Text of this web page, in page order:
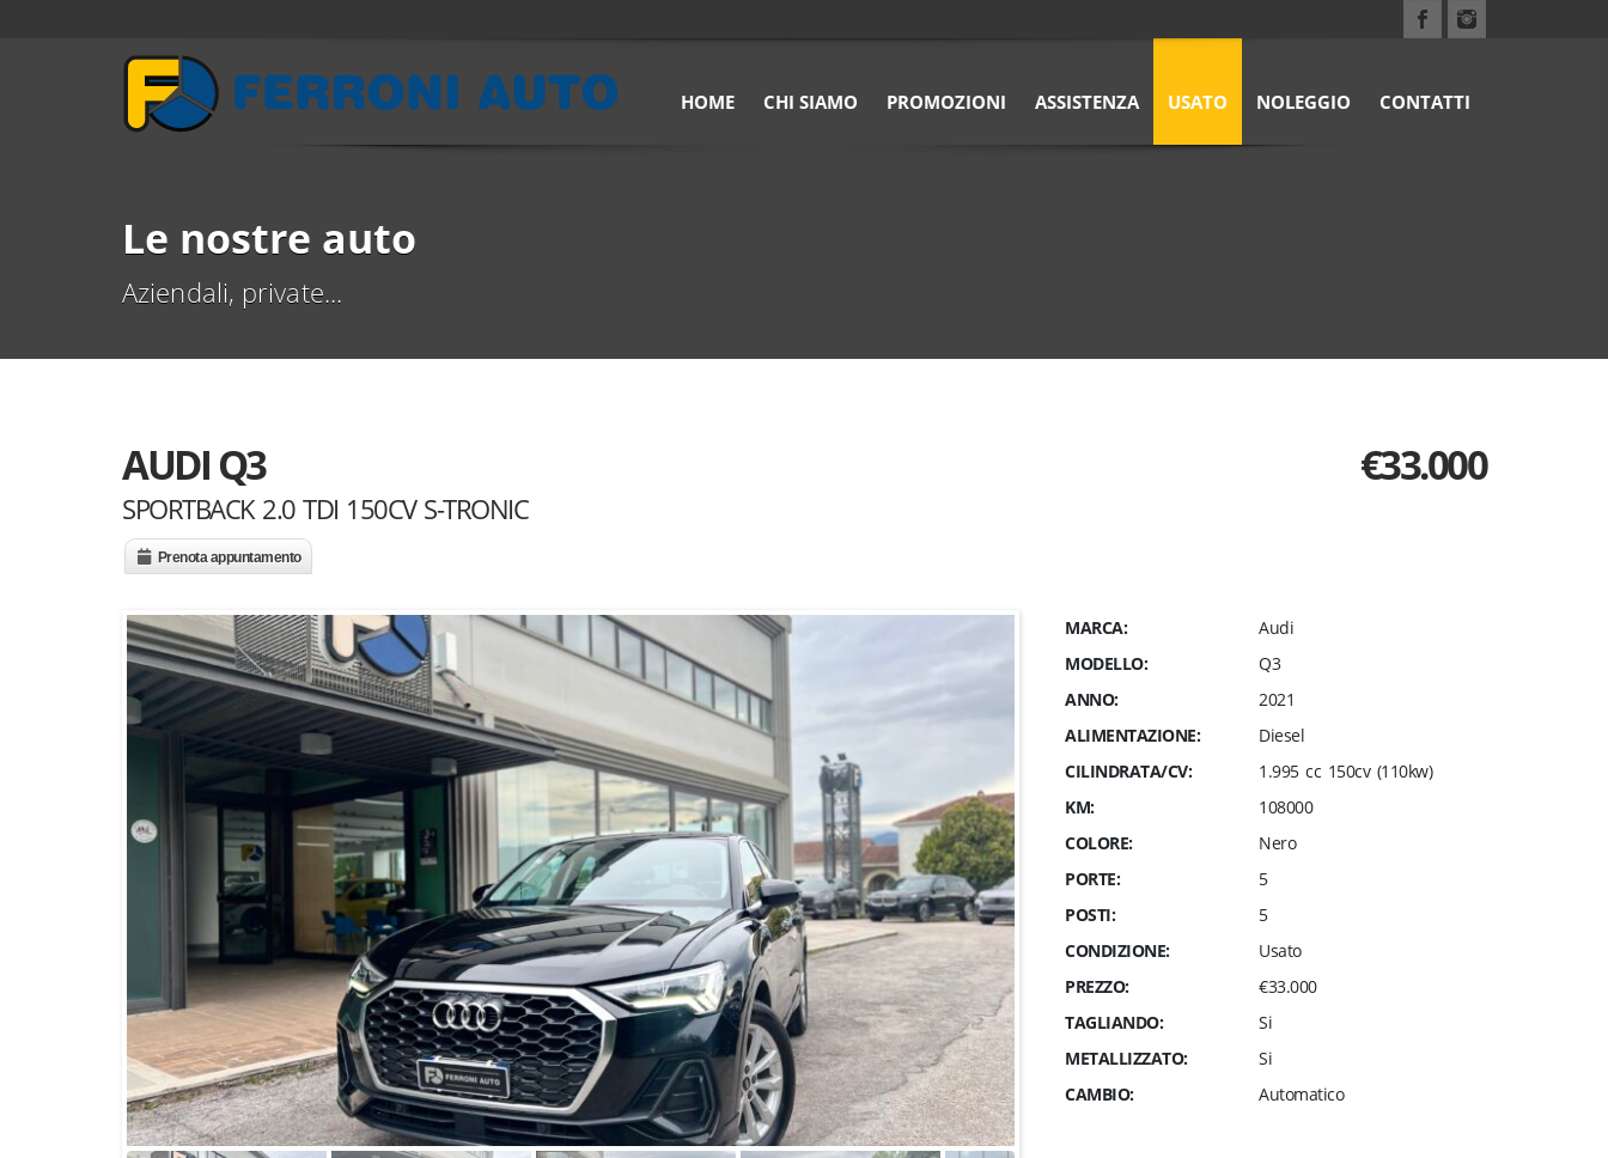
HOME CHI SIAMO PROMOZIONI ASSISTENZA USATO NOLEGGIO CONTATTI
Le nostre auto
Aziendali, private...
AUDI Q3
SPORTBACK 2.0 TDI 150CV S-TRONIC
€33.000
Prenota appuntamento
MARCA:
Audi
MODELLO:
Q3
ANNO:
2021
ALIMENTAZIONE:
Diesel
CILINDRATA/CV:
1.995 cc 150cv (110kw)
KM:
108000
COLORE:
Nero
PORTE:
5
POSTI:
5
CONDIZIONE:
Usato
PREZZO:
€33.000
TAGLIANDO:
Si
METALLIZZATO:
Si
CAMBIO:
Automatico